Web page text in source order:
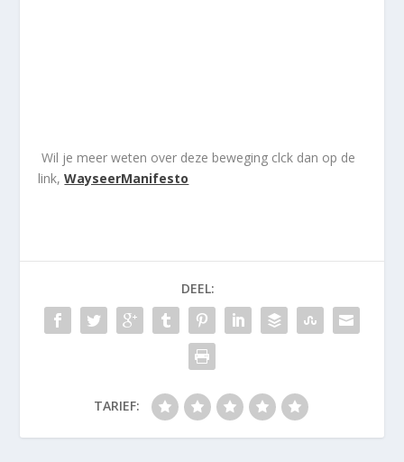
Wil je meer weten over deze beweging clck dan op de
link,WayseerManifesto
DEEL:
TARIEF: